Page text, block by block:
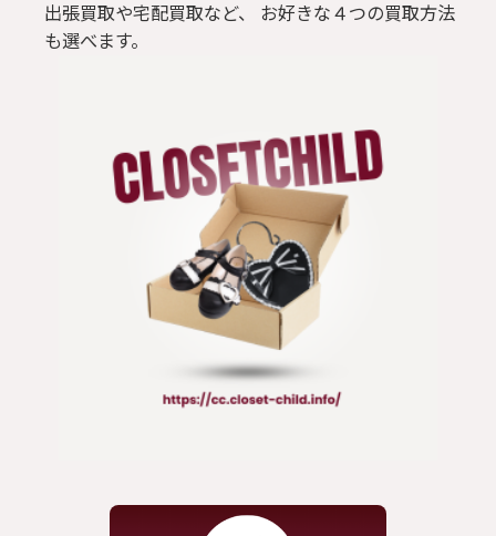
出張買取や宅配買取など、 お好きな４つの買取方法
も選べます。